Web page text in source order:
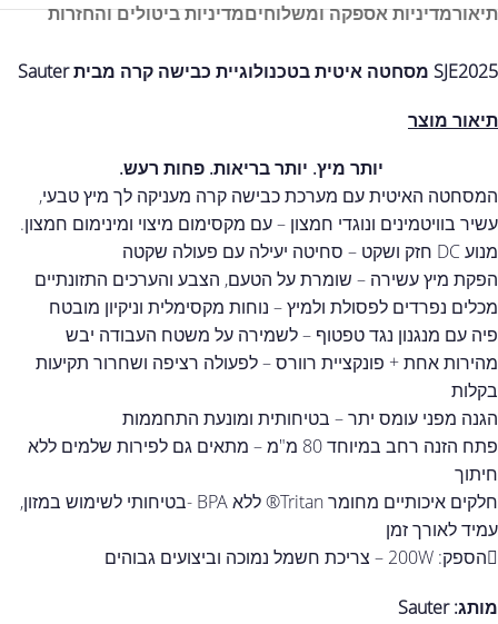
תיאורמדיניות אספקה ומשלוחיםמדיניות ביטולים והחזרות
SJE2025 מסחטה איטית בטכנולוגיית כבישה קרה מבית Sauter
תיאור מוצר
יותר מיץ. יותר בריאות. פחות רעש.
המסחטה האיטית עם מערכת כבישה קרה מעניקה לך מיץ טבעי,
עשיר בוויטמינים ונוגדי חמצון – עם מקסימום מיצוי ומינימום חמצון.
מנוע DC חזק ושקט – סחיטה יעילה עם פעולה שקטה
הפקת מיץ עשירה – שומרת על הטעם, הצבע והערכים התזונתיים
מכלים נפרדים לפסולת ולמיץ – נוחות מקסימלית וניקיון מובטח
פיה עם מנגנון נגד טפטוף – לשמירה על משטח העבודה יבש
מהירות אחת + פונקציית רוורס – לפעולה רציפה ושחרור תקיעות
בקלות
הגנה מפני עומס יתר – בטיחותית ומונעת התחממות
פתח הזנה רחב במיוחד 80 מ"מ – מתאים גם לפירות שלמים ללא
חיתוך
חלקים איכותיים מחומר Tritan® ללא BPA -בטיחותי לשימוש במזון,
עמיד לאורך זמן
הספק: 200W – צריכת חשמל נמוכה וביצועים גבוהים
מותג: Sauter